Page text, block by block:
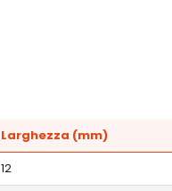
Larghezza (mm)
12